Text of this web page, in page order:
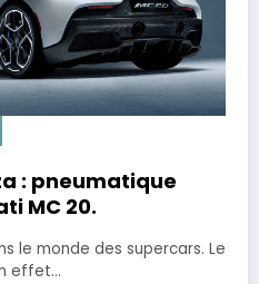
: pneumatique
MC 20.
le monde des supercars. Le
effet…